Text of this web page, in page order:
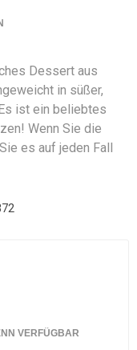
Dessert aus
in süßer,
ist ein beliebtes
Wenn Sie die
es auf jeden Fall
VERFÜGBAR